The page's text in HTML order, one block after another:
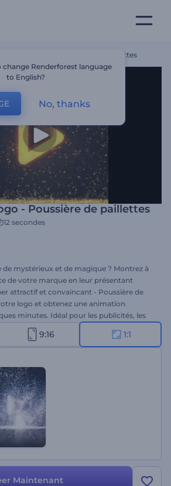
De Logo - Poussière De Paillettes
- Poussière de paillettes
12 secondes
de mystérieux et de magique ? Montrez à
de votre marque en leur présentant
attractif et convaincant - Poussière de
logo et obtenez une animation
minutes. Idéal pour les publicités, les
outros vidéo, et bien plus encore. Saisissez
impressionnant. Essayez-le
!
9:16 1:1
Maintenant
Renderforest language
to English?
No, thanks